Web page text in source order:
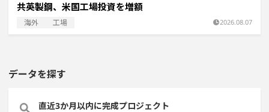
共英製鋼、米国工場投資を増額
海外 工場 2026.08.07
データを探す
直近3か月以内に完成プロジェクト